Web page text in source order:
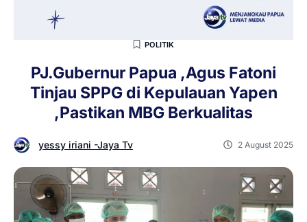
POLITIK
PJ.Gubernur Papua ,Agus Fatoni
Tinjau SPPG di Kepulauan Yapen
,Pastikan MBG Berkualitas
yessy iriani -Jaya Tv 2 August 2025